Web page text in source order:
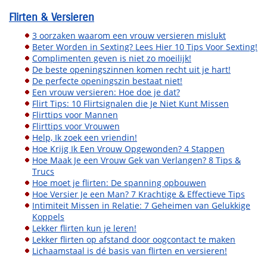
Flirten & Versieren
3 oorzaken waarom een vrouw versieren mislukt
Beter Worden in Sexting? Lees Hier 10 Tips Voor Sexting!
Complimenten geven is niet zo moeilijk!
De beste openingszinnen komen recht uit je hart!
De perfecte openingszin bestaat niet!
Een vrouw versieren: Hoe doe je dat?
Flirt Tips: 10 Flirtsignalen die Je Niet Kunt Missen
Flirttips voor Mannen
Flirttips voor Vrouwen
Help, Ik zoek een vriendin!
Hoe Krijg Ik Een Vrouw Opgewonden? 4 Stappen
Hoe Maak Je een Vrouw Gek van Verlangen? 8 Tips &
Trucs
Hoe moet je flirten: De spanning opbouwen
Hoe Versier Je een Man? 7 Krachtige & Effectieve Tips
Intimiteit Missen in Relatie: 7 Geheimen van Gelukkige
Koppels
Lekker flirten kun je leren!
Lekker flirten op afstand door oogcontact te maken
Lichaamstaal is dé basis van flirten en versieren!